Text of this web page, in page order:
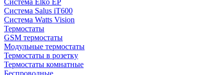
Система Salus iT600
Система Watts Vision
Термостаты
GSM термостаты
Модульные термостаты
Термостаты в розетку
Термостаты комнатные
Беспроводные